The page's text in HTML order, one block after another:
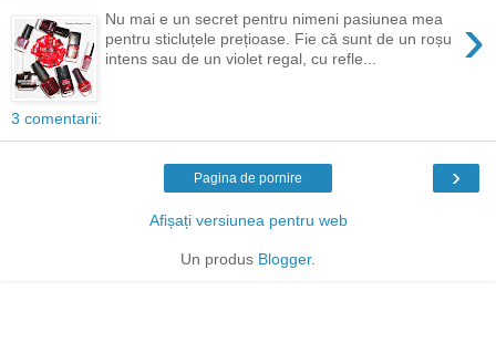
›
Nu mai e un secret pentru nimeni pasiunea mea
pentru sticluțele prețioase. Fie că sunt de un roșu
intens sau de un violet regal, cu refle...
3 comentarii:
›
Pagina de pornire
Afișați versiunea pentru web
Un produs Blogger.